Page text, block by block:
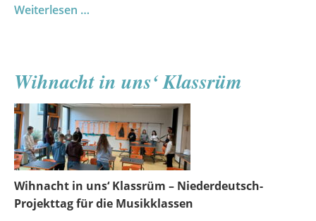
Weiterlesen …
–
Krimi
in
Smoking
und
Seide
Wihnacht in uns‘ Klassrüm
Wihnacht in uns‘ Klassrüm – Niederdeutsch-
Projekttag für die Musikklassen